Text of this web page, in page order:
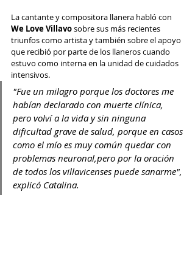
La cantante y compositora llanera habló con
We Love Villavo sobre sus más recientes
triunfos como artista y también sobre el apoyo
que recibió por parte de los llaneros cuando
estuvo como interna en la unidad de cuidados
intensivos.
"Fue un milagro porque los doctores me
habían declarado con muerte clínica,
pero volví a la vida y sin ninguna
dificultad grave de salud, porque en casos
como el mío es muy común quedar con
problemas neuronal,pero por la oración
de todos los villavicenses puede sanarme",
explicó Catalina.